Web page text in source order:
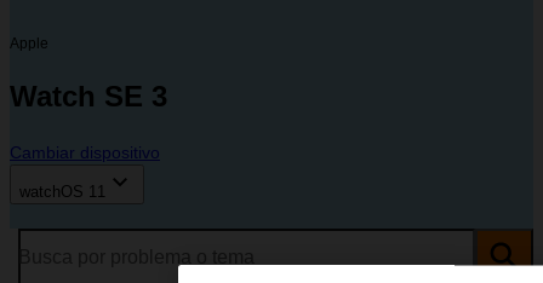
Apple
Watch SE 3
Cambiar dispositivo
watchOS 11
Busca por problema o tema